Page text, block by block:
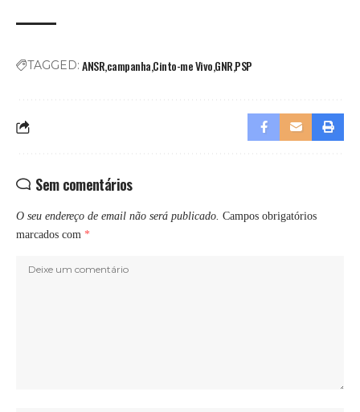
TAGGED: ANSRcampanhaCinto-me VivoGNRPSP
Sem comentários
O seu endereço de email não será publicado. Campos obrigatórios
marcados com *